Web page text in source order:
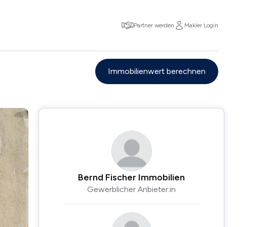
Partner werden Makler Login
Immobilienwert berechnen
Bernd Fischer Immobilien
Gewerblicher Anbieter:in